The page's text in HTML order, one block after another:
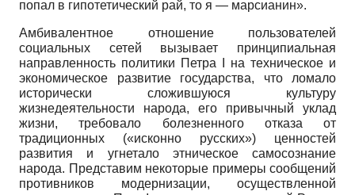
попал в гипотетический рай, то я — марсианин».
Амбивалентное отношение пользователей
социальных сетей вызывает принципиальная
направленность политики Петра
на техническое и
экономическое развитие государства, что ломало
исторически сложившуюся культуру
жизнедеятельности народа, его привычный уклад
жизни, требовало болезненного отказа от
традиционных («исконно русских») ценностей
развития и угнетало этническое самосознание
народа. Представим некоторые примеры сообщений
противников модернизации, осуществленной